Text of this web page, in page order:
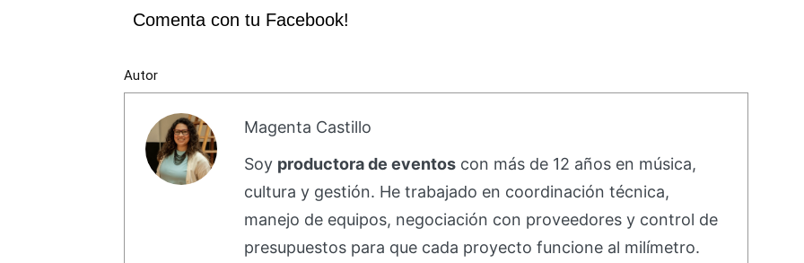
Comenta con tu Facebook!
Autor
Magenta Castillo
Soy productora de eventoscon más de 12 años en música,
cultura y gestión. He trabajado en coordinación técnica,
manejo de equipos, negociación con proveedores y control de
presupuestos para que cada proyecto funcione al milímetro.